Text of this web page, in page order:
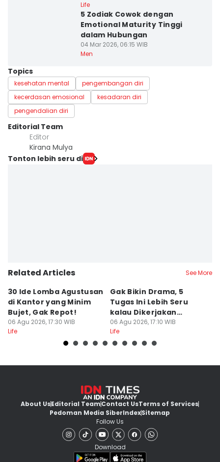
Life
5 Zodiak Cowok dengan
Emotional Maturity Tinggi
dalam Hubungan
04 Mar 2026, 06:15 WIB
Men
Topics
kesehatan mental
pengembangan diri
kecerdasan emosional
kesadaran diri
pengendalian diri
Editorial Team
Editor
Kirana Mulya
Tonton lebih seru di
Related Articles See More
30 Ide Lomba Agustusan
di Kantor yang Minim
Bujet, Gak Repot!
06 Agu 2026, 17:30 WIB
Life
Gak Bikin Drama, 5
Tugas Ini Lebih Seru
kalau Dikerjakan
Bersama
06 Agu 2026, 17:10 WIB
Life
About UsEditorial TeamContact UsTerms of Services
Pedoman Media SiberIndexSitemap
Follow Us
Download